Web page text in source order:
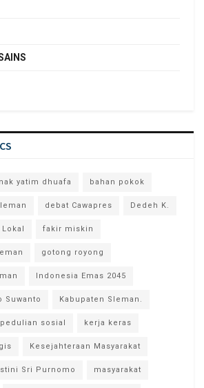
yatim dhuafa bahan pokok
debat Cawapres Dedeh K.
fakir miskin
gotong royong
Indonesia Emas 2045
Suwanto Kabupaten Sleman.
sosial kerja keras
Kesejahteraan Masyarakat
Sri Purnomo masyarakat